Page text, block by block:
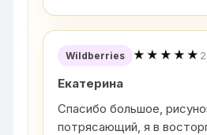
Wildberries ★★★★★
Екатерина
Спасибо большое,
потрясающий, я в